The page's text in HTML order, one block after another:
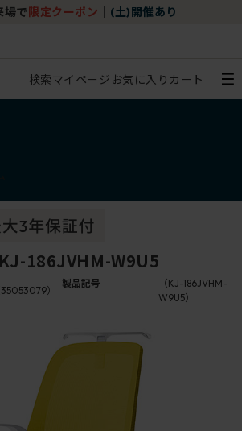
場で 限定クーポン (土)開催あり
検索マイページ お気に入り カート
186JVHM-W9U5
35053079）
製品記号
（KJ-186JVHM-
W9U5）